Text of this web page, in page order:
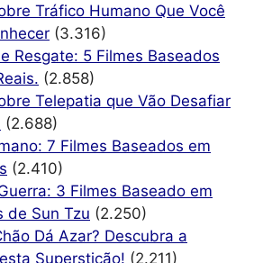
Tráfico Humano Que Você
(3.316)
Resgate: 5 Filmes Baseados
(2.858)
Telepatia que Vão Desafiar
(2.688)
7 Filmes Baseados em
(2.410)
3 Filmes Baseado em
de Sun Tzu (2.250)
Dá Azar? Descubra a
Superstição! (2.211)